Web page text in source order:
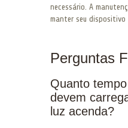
necessário. A
manter seu dispositivo
Perguntas
Quanto
devem
luz acenda?